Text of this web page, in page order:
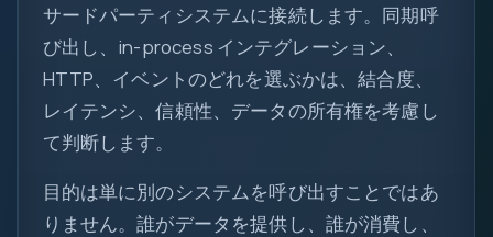
サードパーティシステムに接続します。同期呼
び出し、in-process インテグレーション、
HTTP、イベントのどれを選ぶかは、結合度、
レイテンシ、信頼性、データの所有権を考慮し
て判断します。
目的は単に別のシステムを呼び出すことではあ
りません。誰がデータを提供し、誰が消費し、